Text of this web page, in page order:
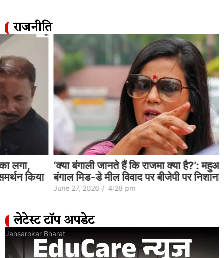
राजनीति
‘क्या बंगाली जानते हैं कि राजमा क्या है?’: महुआ मोइत्रा ने
बंगाल मिड-डे मील विवाद पर बीजेपी पर निशाना साधा…
/ 4:28 pm
लेटेस्ट टॉप अपडेट
Jansarokar Bharat